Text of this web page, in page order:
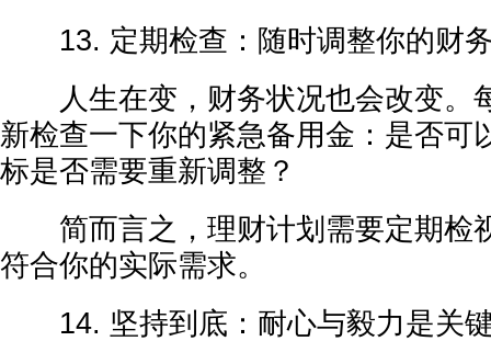
13. 定期检查：随时调整你的财
人生在变，财务状况也会改变。
新检查一下你的紧急备用金：是否可
标是否需要重新调整？
简而言之，理财计划需要定期检
符合你的实际需求。
14. 坚持到底：耐心与毅力是关